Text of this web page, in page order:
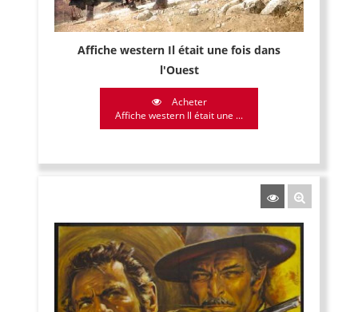
Affiche western Il était une fois dans
l'Ouest
Acheter
Affiche western Il était une ...